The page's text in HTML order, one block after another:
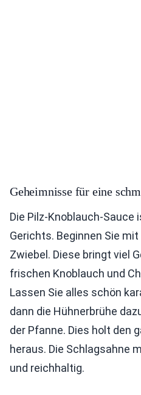
Geheimnisse für eine
Die Pilz-Knoblauch-Sauce
Gerichts. Beginnen Sie
Zwiebel. Diese bringt viel
frischen Knoblauch und
Lassen Sie alles schön
dann die Hühnerbrühe
der Pfanne. Dies holt den
heraus. Die Schlagsahne
und reichhaltig.